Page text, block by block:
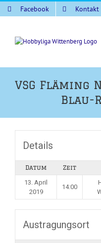
Zum
Inhalt
Facebook Kontakt
VSG Fläming
Blau-
Details
Datum Zeit
13. April
2019
14:00
Austragungsort